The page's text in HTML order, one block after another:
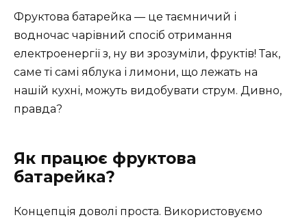
Фруктова батарейка — це таємничий і
водночас чарівний спосіб отримання
електроенергії з, ну ви зрозуміли, фруктів! Так,
саме ті самі яблука і лимони, що лежать на
нашій кухні, можуть видобувати струм. Дивно,
правда?
Як працює фруктова
батарейка?
Концепція доволі проста. Використовуємо